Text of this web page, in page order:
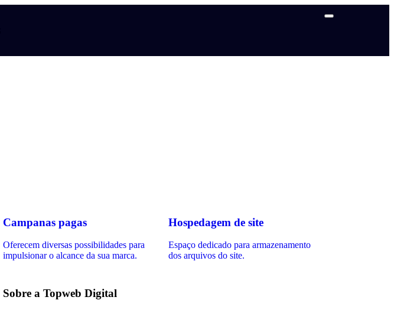
Campanas pagas
Oferecem diversas possibilidades para
impulsionar o alcance da sua marca.
Hospedagem de site
Espaço dedicado para armazenamento
dos arquivos do site.
Sobre a Topweb Digital